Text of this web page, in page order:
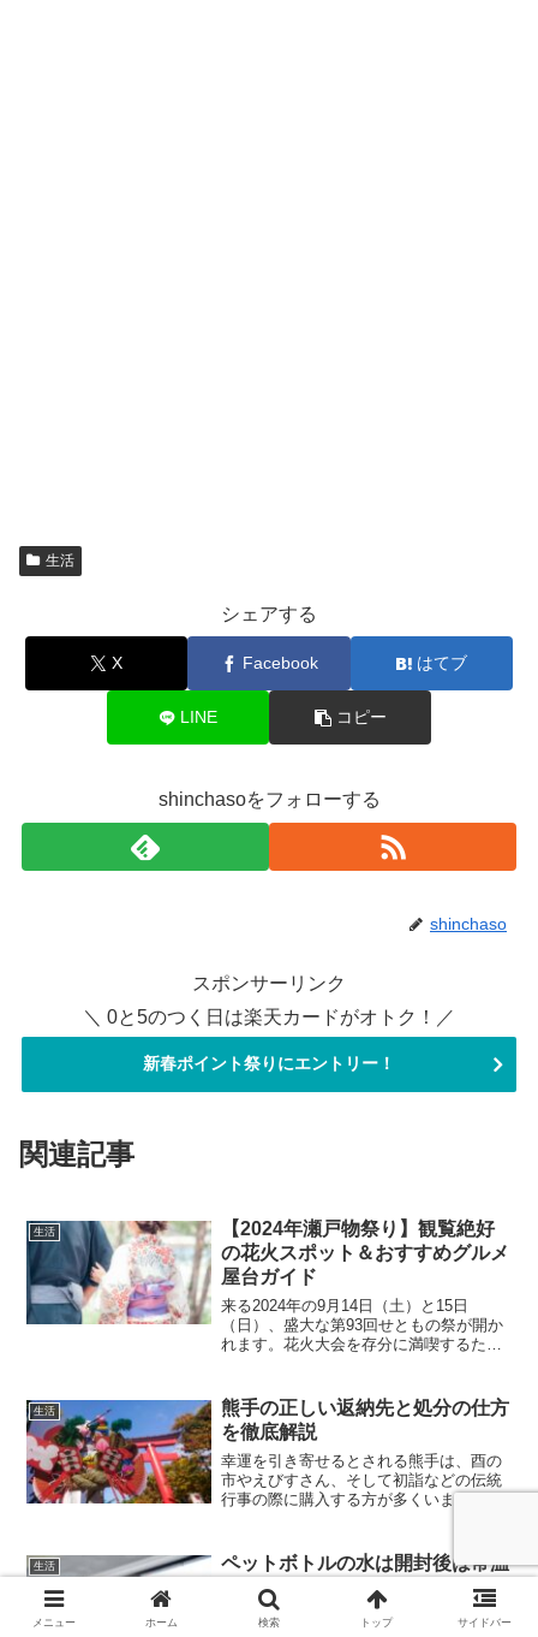
生活
シェアする
X Facebook はてブ
LINE コピー
shinchasoをフォローする
shinchaso
スポンサーリンク
＼ 0と5のつく日は楽天カードがオトク！／
新春ポイント祭りにエントリー！
関連記事
生活
【2024年瀬戸物祭り】観覧絶好
の花火スポット＆おすすめグルメ
屋台ガイド
来る2024年の9月14日（土）と15日
（日）、盛大な第93回せともの祭が開か
れます。花火大会を存分に満喫するため
は、過去のせともの祭で観客から大好評
を博した隠れた花火鑑...
生活
熊手の正しい返納先と処分の仕方
を徹底解説
幸運を引き寄せるとされる熊手は、酉の
市やえびすさん、そして初詣などの伝統
行事の際に購入する方が多くいます。新
ついて疑問を抱く方も少なくありませ
ん。ここでご安心ください。...
生活
ペットボトルの水は開封後は常温
保存でどのくらいもつ？長く保存
するポイントとは？
メニュー ホーム 検索 トップ サイドバー